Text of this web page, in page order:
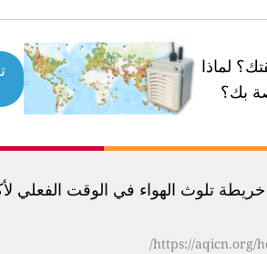
لماذا
بك؟
تلوث الهواء في الوقت الفعلي لأكثر من
https://aqicn.org/